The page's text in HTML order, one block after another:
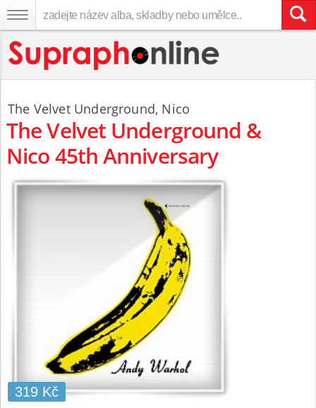
The Velvet Underground, Nico
The Velvet Underground &
Nico 45th Anniversary
319 Kč